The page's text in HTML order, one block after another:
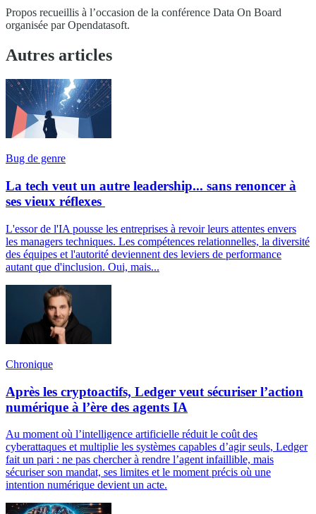
Propos recueillis à l’occasion de la conférence Data On Board
organisée par Opendatasoft.
Autres articles
Bug de genre
La tech veut un autre leadership... sans renoncer à
ses vieux réflexes
L'essor de l'IA pousse les entreprises à revoir leurs attentes envers
les managers techniques. Les compétences relationnelles, la diversité
des équipes et l'autorité deviennent des leviers de performance
autant que d'inclusion. Oui, mais...
Chronique
Après les cryptoactifs, Ledger veut sécuriser l’action
numérique à l’ère des agents IA
Au moment où l’intelligence artificielle réduit le coût des
cyberattaques et multiplie les systèmes capables d’agir seuls, Ledger
fait un pari : ne pas chercher à rendre l’agent infaillible, mais
sécuriser son mandat, ses limites et le moment précis où une
intention numérique devient un acte.